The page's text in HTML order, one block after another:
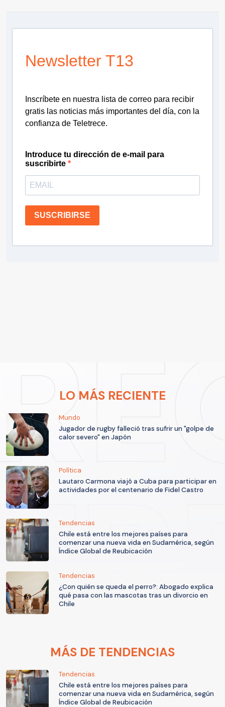
Newsletter T13
Inscríbete en nuestra lista de correo para recibir
gratis las noticias más importantes del día, con la
confianza de Teletrece.
Introduce tu dirección de e-mail para
suscribirte
SUSCRIBIRSE
LO MÁS RECIENTE
Mundo
Jugador de rugby falleció tras sufrir un "golpe de
calor severo" en Japón
Política
Lautaro Carmona viajó a Cuba para participar en
actividades por el centenario de Fidel Castro
Tendencias
Chile está entre los mejores países para
comenzar una nueva vida en Sudamérica, según
Índice Global de Reubicación
Tendencias
¿Con quién se queda el perro?: Abogado explica
qué pasa con las mascotas tras un divorcio en
Chile
MÁS DE TENDENCIAS
Tendencias
Chile está entre los mejores países para
comenzar una nueva vida en Sudamérica, según
Índice Global de Reubicación